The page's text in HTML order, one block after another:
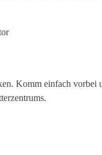
Komm einfach vorbei